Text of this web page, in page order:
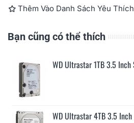
Thêm Vào Danh Sách Yêu Thích
Bạn cũng có thể thích
WD Ultrastar 1TB 3.5 Inch
WD Ultrastar 4TB 3.5 Inch